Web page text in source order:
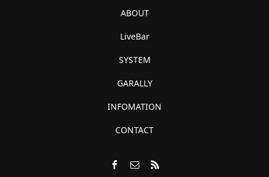
ABOUT
LiveBar
SYSTEM
GARALLY
INFOMATION
CONTACT